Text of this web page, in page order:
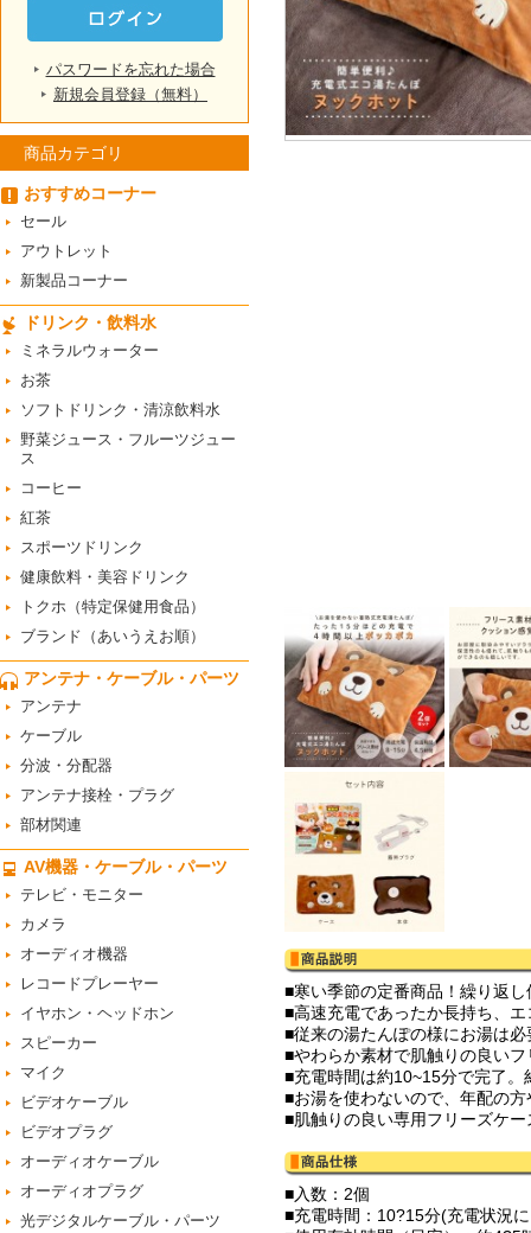
パスワードを忘れた場合
新規会員登録（無料）
商品カテゴリ
おすすめコーナー
セール
アウトレット
新製品コーナー
ドリンク・飲料水
ミネラルウォーター
お茶
ソフトドリンク・清涼飲料水
野菜ジュース・フルーツジュー
ス
コーヒー
紅茶
スポーツドリンク
健康飲料・美容ドリンク
トクホ（特定保健用食品）
ブランド（あいうえお順）
アンテナ・ケーブル・パーツ
アンテナ
ケーブル
分波・分配器
アンテナ接栓・プラグ
部材関連
AV機器・ケーブル・パーツ
テレビ・モニター
カメラ
オーディオ機器
レコードプレーヤー
イヤホン・ヘッドホン
スピーカー
マイク
ビデオケーブル
ビデオプラグ
オーディオケーブル
オーディオプラグ
光デジタルケーブル・パーツ
■寒い季節の定番商品！繰り返
■高速充電であったか長持ち、
■従来の湯たんぽの様にお湯は
■やわらか素材で肌触りの良い
■充電時間は約10~15分で完了
■お湯を使わないので、年配の
■肌触りの良い専用フリーズケー
■入数：2個
■充電時間：10?15分(充電状況